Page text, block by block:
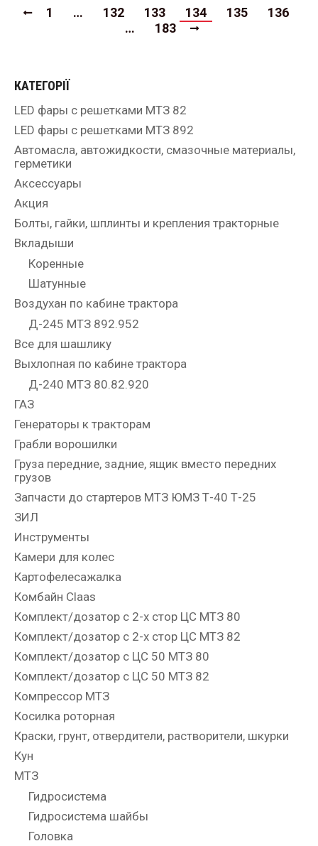
1 … 132 133 134 135
136
…
183
КАТЕГОРІЇ
LED фары с решетками МТЗ 82
LED фары с решетками МТЗ 892
Автомасла, автожидкости, смазочные материалы,
герметики
Аксессуары
Акция
Болты, гайки, шплинты и крепления тракторные
Вкладыши
Коренные
Шатунные
Воздухан по кабине трактора
Д-245 МТЗ 892.952
Все для шашлику
Выхлопная по кабине трактора
Д-240 МТЗ 80.82.920
ГАЗ
Генераторы к тракторам
Грабли ворошилки
Груза передние, задние, ящик вместо передних
грузов
Запчасти до стартеров МТЗ ЮМЗ Т-40 Т-25
ЗИЛ
Инструменты
Камери для колес
Картофелесажалка
Комбайн Claas
Комплект/дозатор с 2-х стор ЦС МТЗ 80
Комплект/дозатор с 2-х стор ЦС МТЗ 82
Комплект/дозатор с ЦС 50 МТЗ 80
Комплект/дозатор с ЦС 50 МТЗ 82
Компрессор МТЗ
Косилка роторная
Краски, грунт, отвердители, растворители, шкурки
Кун
МТЗ
Гидросистема
Гидросистема шайбы
Головка